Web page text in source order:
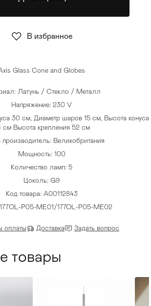
Glass Cone and Globes
Латунь / Стекло / Металл
Напряжение: 230 V
30 см, Диаметр шаров 15 см, Высота конуса
см Высота крепления 52 см
производитель: Великобритания
Мощность: 100
Количество ламп: 5
Цоколь: G9
Код товара: A00112843
P05-ME01/177OL-P05-ME02
оплаты Доставка Задать вопрос
В избранное
товары